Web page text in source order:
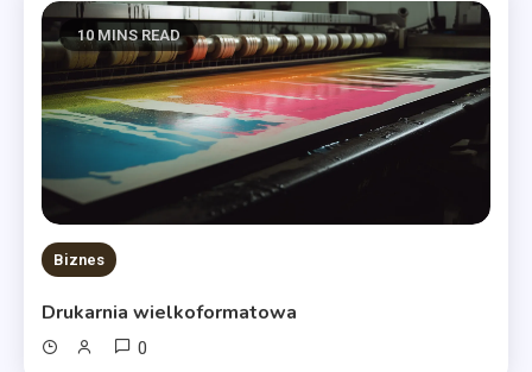
10 MINS READ
Biznes
Drukarnia wielkoformatowa
0